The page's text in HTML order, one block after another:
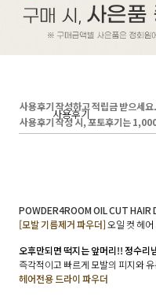
사용후기
사용후기 작성하고 적립금 받으세요.
사용후기 작성 시, 포토후기는
POWDER4ROOM OIL CUT HAIR
[모발 기름제거 파우더]오일 컷 헤
오후만되면 떡지는 앞머리!! 정수리
즉각적이고 빠르게 모발의 피지와
헤어전용 드라이 파우더